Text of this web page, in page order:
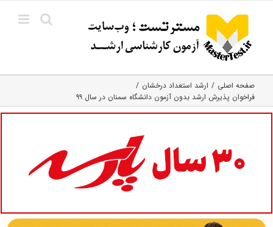
content
صفحه اصلی
ارشد استعداد درخشان
فراخوان پذیرش ارشد بدون آزمون دانشگاه سمنان در سال ۹۹